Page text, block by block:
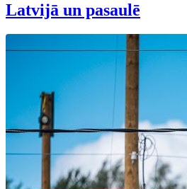
Latvijā un pasaulē